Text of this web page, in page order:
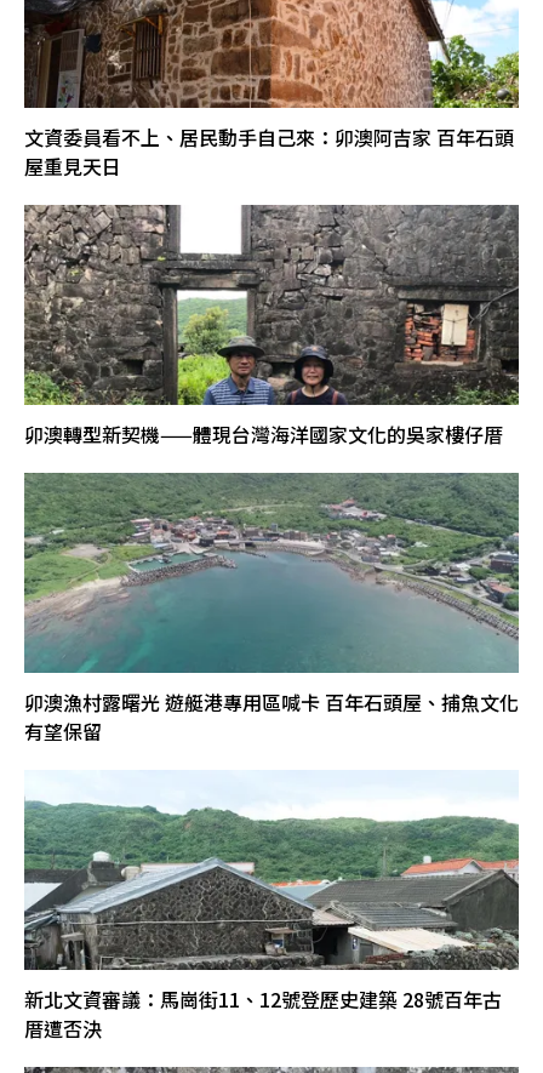
文資委員看不上、居民動手自己來：卯澳阿吉家 百年石頭
屋重見天日
卯澳轉型新契機——體現台灣海洋國家文化的吳家樓仔厝
卯澳漁村露曙光 遊艇港專用區喊卡 百年石頭屋、捕魚文化
有望保留
新北文資審議：馬崗街11、12號登歷史建築 28號百年古
厝遭否決